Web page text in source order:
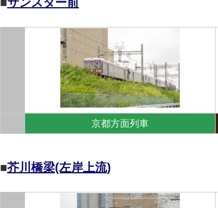
京都方面列車
■芥川橋梁(左岸上流)